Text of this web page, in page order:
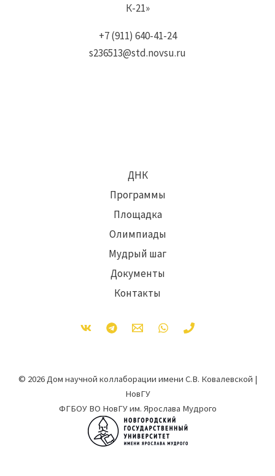
К-21»
+7 (911) 640-41-24
s236513@std.novsu.ru
ДНК
Программы
Площадка
Олимпиады
Мудрый шаг
Документы
Контакты
© 2026 Дом научной коллаборации имени С.В. Ковалевской |
НовГУ
ФГБОУ ВО НовГУ им. Ярослава Мудрого